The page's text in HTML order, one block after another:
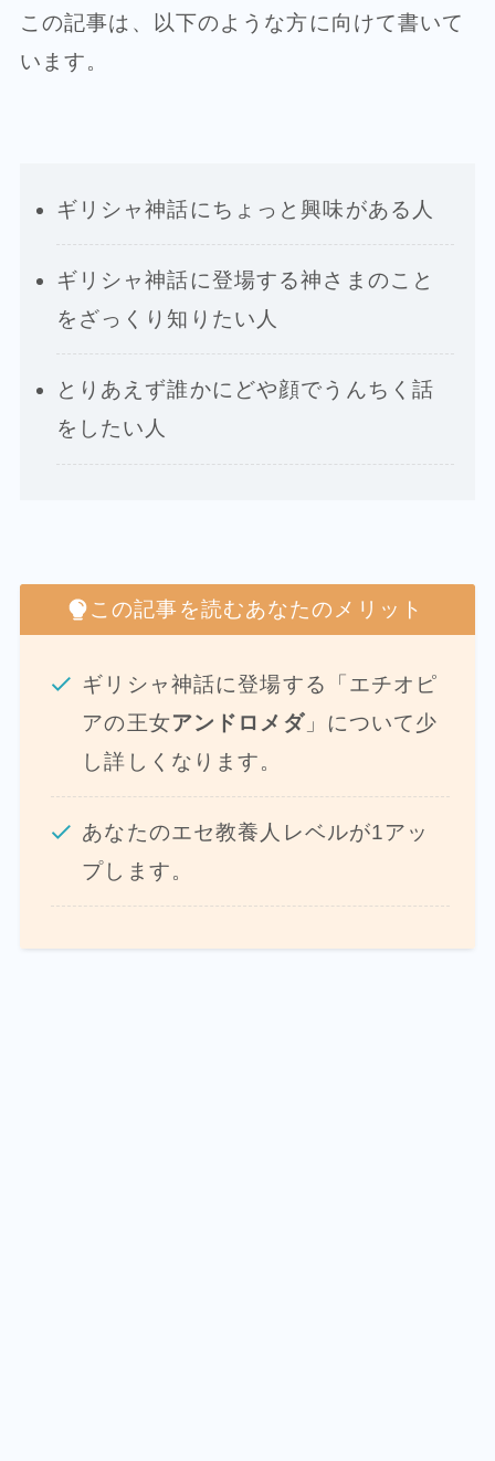
この記事は、以下のような方に向けて書いて
います。
ギリシャ神話にちょっと興味がある人
ギリシャ神話に登場する神さまのこと
をざっくり知りたい人
とりあえず誰かにどや顔でうんちく話
をしたい人
この記事を読むあなたのメリット
ギリシャ神話に登場する「エチオピ
アの王女アンドロメダ」について少
し詳しくなります。
あなたのエセ教養人レベルが1アッ
プします。